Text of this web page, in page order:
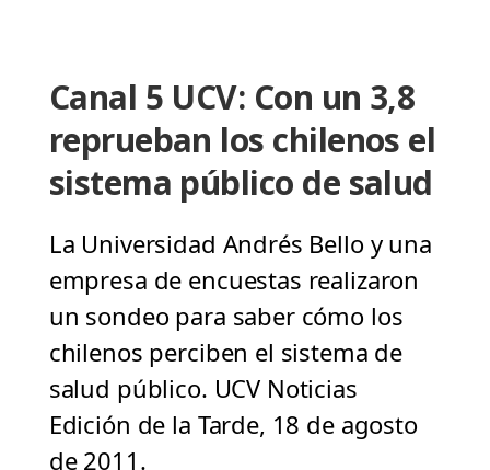
Canal 5 UCV: Con un 3,8
reprueban los chilenos el
sistema público de salud
La Universidad Andrés Bello y una
empresa de encuestas realizaron
un sondeo para saber cómo los
chilenos perciben el sistema de
salud público. UCV Noticias
Edición de la Tarde, 18 de agosto
de 2011.